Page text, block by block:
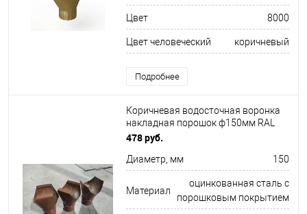
Цвет 8000
Цвет человеческий коричневый
Подробнее
Коричневая водосточная воронка
накладная порошок ф150мм RAL
8024
478 руб.
Диаметр, мм 150
Материал
оцинкованная сталь с
порошковым покрытием